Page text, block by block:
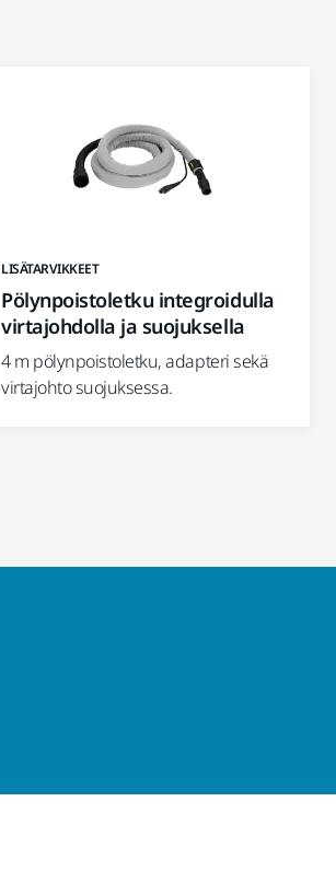
LISÄTARVIKKEET
Pölynpoistoletku integroidulla
virtajohdolla ja suojuksella
4 m pölynpoistoletku, adapteri sekä
virtajohto suojuksessa.